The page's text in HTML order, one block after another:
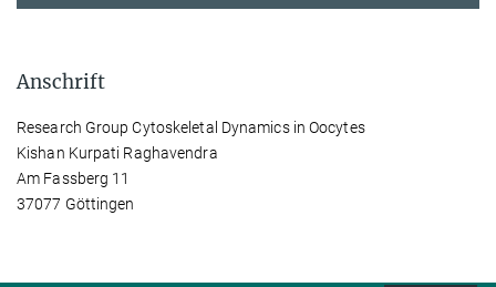
Anschrift
Research Group Cytoskeletal Dynamics in Oocytes
Kishan Kurpati Raghavendra
Am Fassberg 11
37077 Göttingen